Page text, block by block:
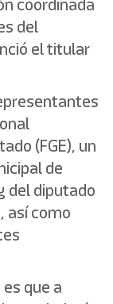
del
el titular
(FGE), un
de
del diputado
así como
que a